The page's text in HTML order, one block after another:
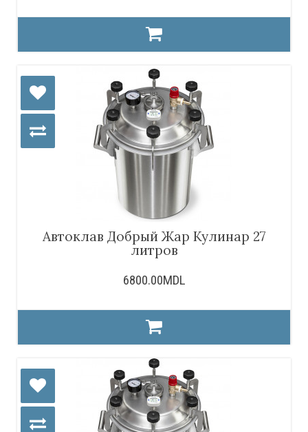
Автоклав Добрый Жар Кулинар 27
литров
6800.00MDL